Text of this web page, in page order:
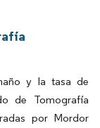
y la tasa de
de Tomografía
por Mordor